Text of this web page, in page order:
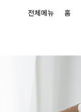
전체메뉴 홈